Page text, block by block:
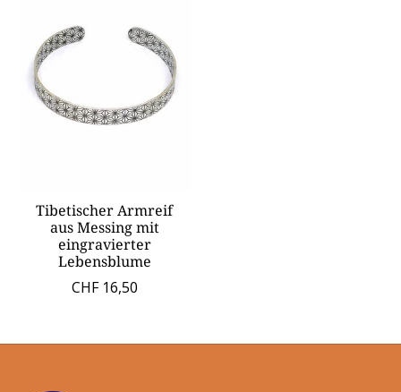
Tibetischer Armreif
aus Messing mit
eingravierter
Lebensblume
CHF 16,50